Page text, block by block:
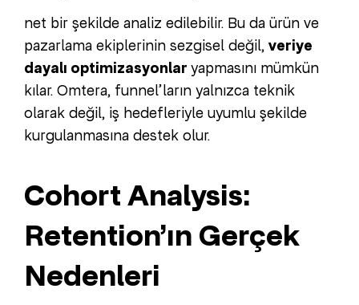
net bir şekilde analiz edilebilir. Bu da ürün ve
pazarlama ekiplerinin sezgisel değil, veriye
dayalı optimizasyonlar yapmasını mümkün
kılar. Omtera, funnel’ların yalnızca teknik
olarak değil, iş hedefleriyle uyumlu şekilde
kurgulanmasına destek olur.
Cohort Analysis:
Retention’ın Gerçek
Nedenleri